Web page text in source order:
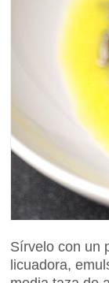
Sírvelo con un
licuadora,